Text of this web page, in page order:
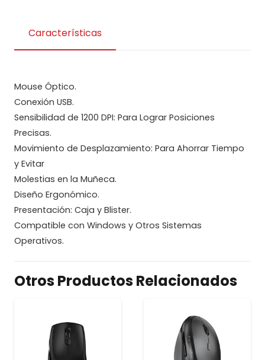
Características
Mouse Óptico.
Conexión USB.
Sensibilidad de 1200 DPI: Para Lograr Posiciones
Precisas.
Movimiento de Desplazamiento: Para Ahorrar Tiempo
y Evitar
Molestias en la Muñeca.
Diseño Ergonómico.
Presentación: Caja y Blister.
Compatible con Windows y Otros Sistemas
Operativos.
Otros Productos Relacionados